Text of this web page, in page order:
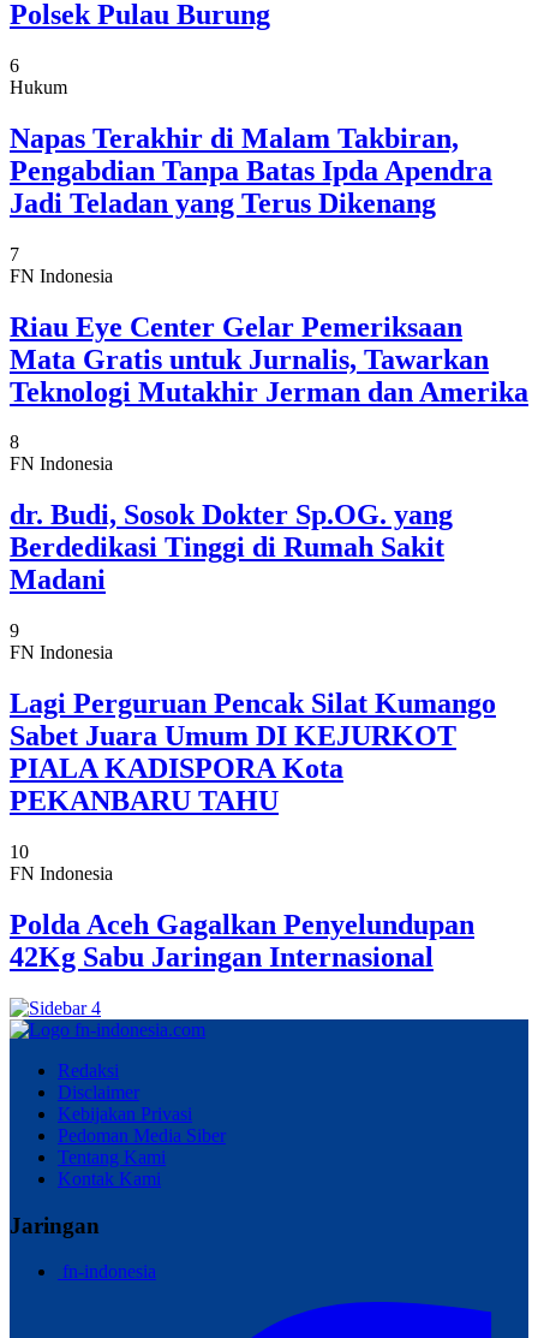
Polsek Pulau Burung
6
Hukum
Napas Terakhir di Malam Takbiran,
Pengabdian Tanpa Batas Ipda Apendra
Jadi Teladan yang Terus Dikenang
7
FN Indonesia
Riau Eye Center Gelar Pemeriksaan
Mata Gratis untuk Jurnalis, Tawarkan
Teknologi Mutakhir Jerman dan Amerika
8
FN Indonesia
dr. Budi, Sosok Dokter Sp.OG. yang
Berdedikasi Tinggi di Rumah Sakit
Madani
9
FN Indonesia
Lagi Perguruan Pencak Silat Kumango
Sabet Juara Umum DI KEJURKOT
PIALA KADISPORA Kota
PEKANBARU TAHU
10
FN Indonesia
Polda Aceh Gagalkan Penyelundupan
42Kg Sabu Jaringan Internasional
Redaksi
Disclaimer
Kebijakan Privasi
Pedoman Media Siber
Tentang Kami
Kontak Kami
Jaringan
fn-indonesia